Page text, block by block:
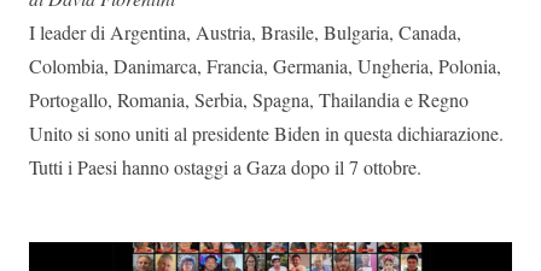
I leader di Argentina, Austria, Brasile, Bulgaria, Canada,
Colombia, Danimarca, Francia, Germania, Ungheria, Polonia,
Portogallo, Romania, Serbia, Spagna, Thailandia e Regno
Unito si sono uniti al presidente Biden in questa dichiarazione.
Tutti i Paesi hanno ostaggi a Gaza dopo il 7 ottobre.